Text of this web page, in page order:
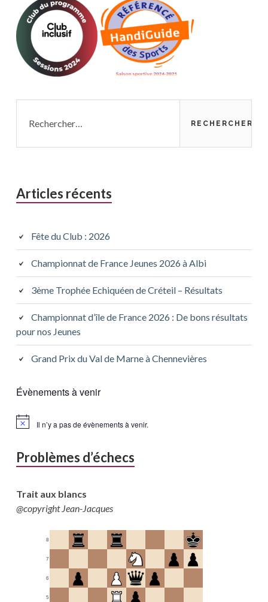
Articles récents
Fête du Club : 2026
Championnat de France Jeunes 2026 à Albi
3ème Trophée Echiquéen de Créteil – Résultats
Championnat d’île de France 2026 : De bons résultats
pour nos Jeunes
Grand Prix du Val de Marne à Chennevières
Évènements à venir
Il n’y a pas de évènements à venir.
Problèmes d’échecs
Trait aux blancs
@copyright Jean-Jacques
5
6
7
8